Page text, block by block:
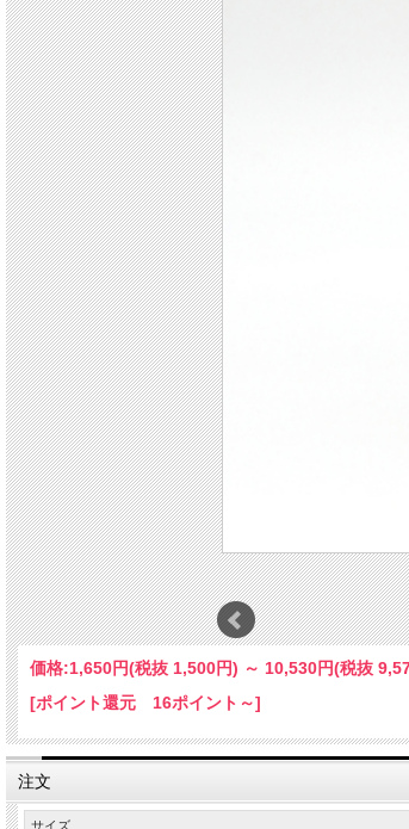
価格:1,650円(税抜 1,500円) ～ 10,530円(税抜
[ポイント還元 16ポイント～]
注文
サイズ